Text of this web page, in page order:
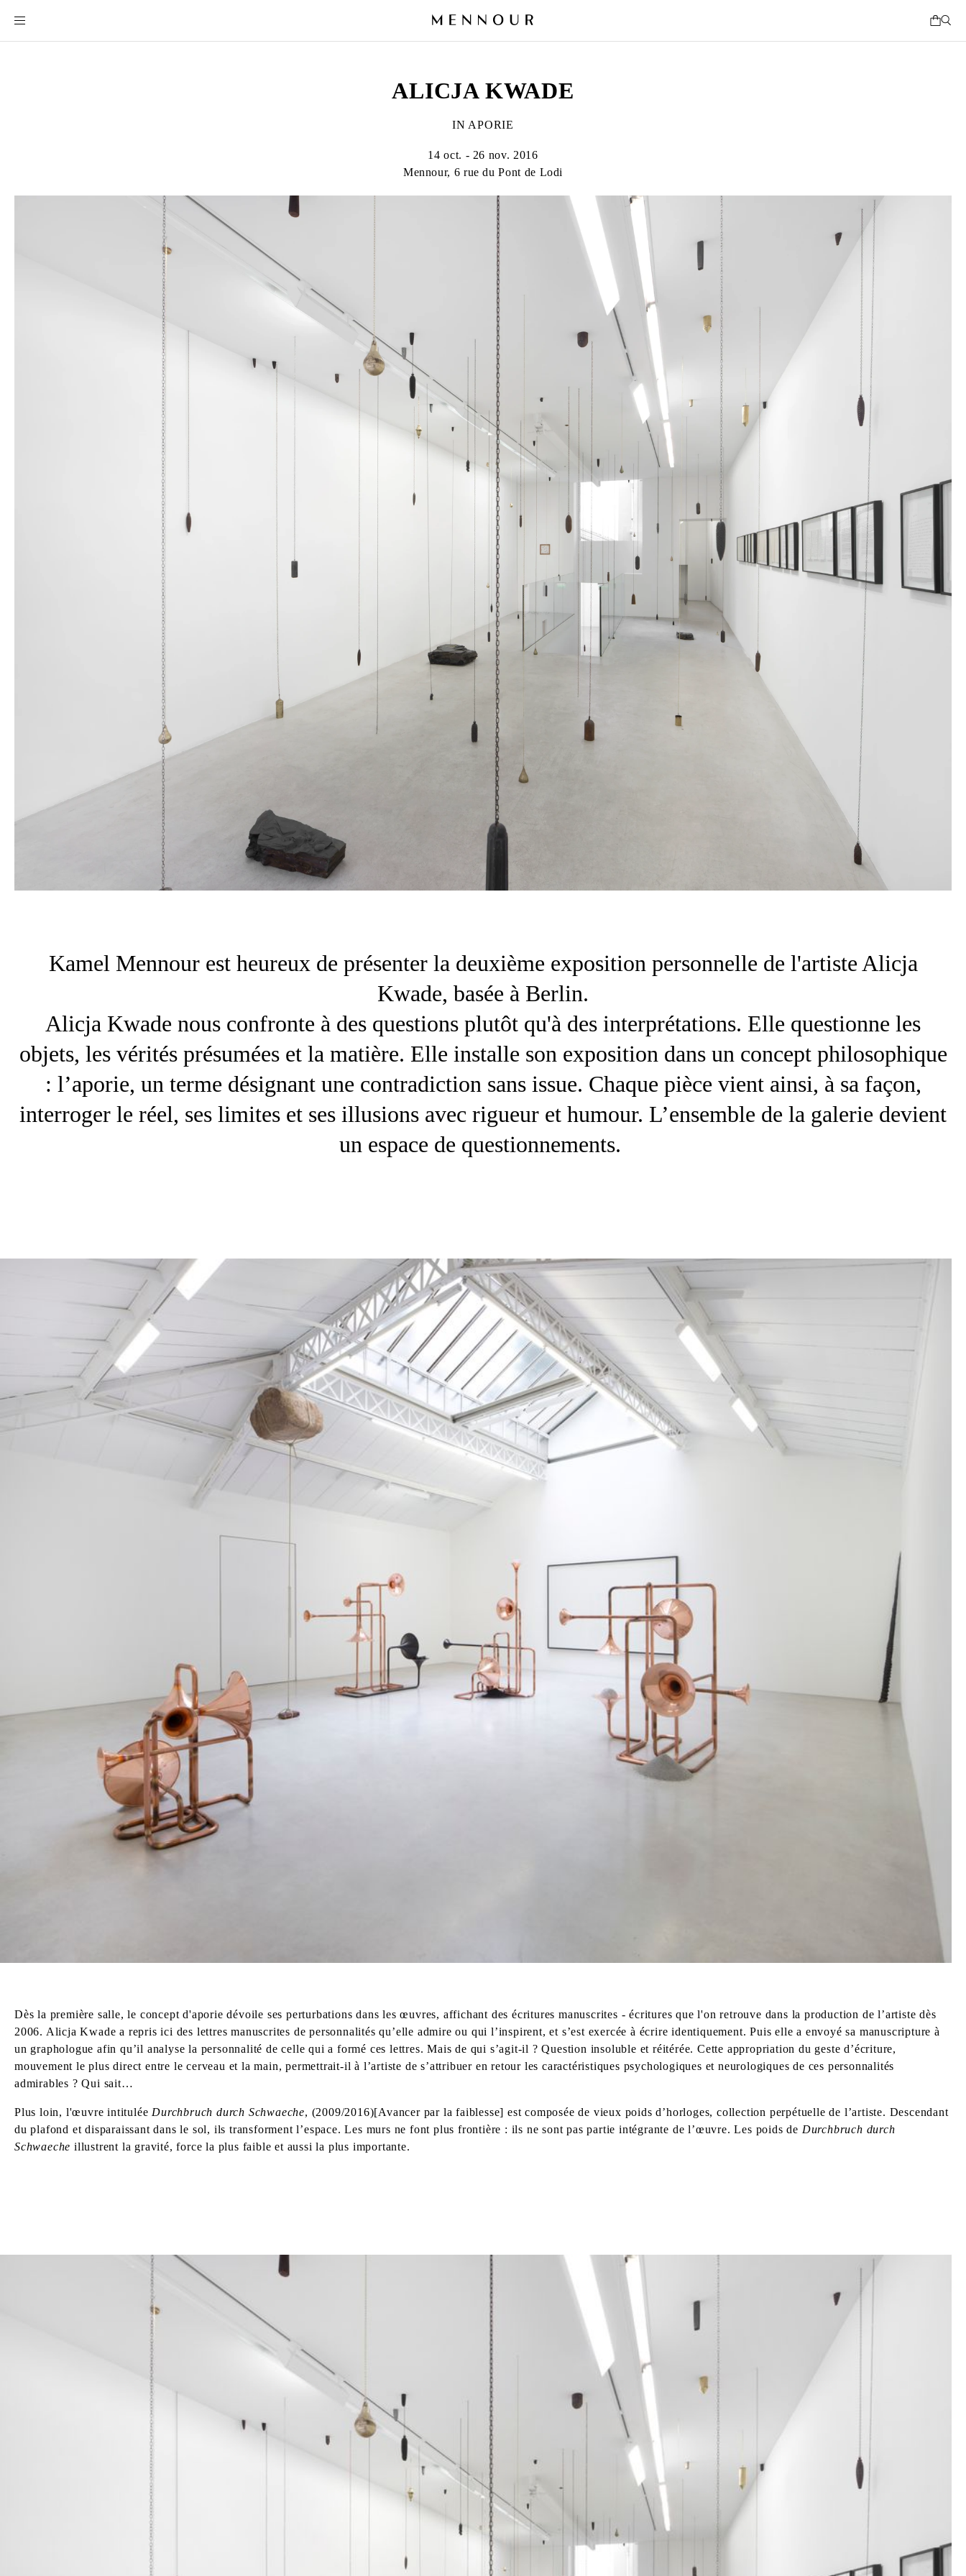
ALICJA KWADE
IN APORIE
14 oct. - 26 nov. 2016
Mennour, 6 rue du Pont de Lodi
Kamel Mennour est heureux de présenter la deuxième exposition personnelle de l'artiste Alicja
Kwade, basée à Berlin.
Alicja Kwade nous confronte à des questions plutôt qu'à des interprétations. Elle questionne les
objets, les vérités présumées et la matière. Elle installe son exposition dans un concept philosophique
: l’aporie, un terme désignant une contradiction sans issue. Chaque pièce vient ainsi, à sa façon,
interroger le réel, ses limites et ses illusions avec rigueur et humour. L’ensemble de la galerie devient
un espace de questionnements.
Dès la première salle, le concept d'aporie dévoile ses perturbations dans les œuvres, affichant des écritures manuscrites - écritures que l'on retrouve dans la production de l’artiste dès
2006. Alicja Kwade a repris ici des lettres manuscrites de personnalités qu’elle admire ou qui l’inspirent, et s’est exercée à écrire identiquement. Puis elle a envoyé sa manuscripture à
un graphologue afin qu’il analyse la personnalité de celle qui a formé ces lettres. Mais de qui s’agit-il ? Question insoluble et réitérée. Cette appropriation du geste d’écriture,
mouvement le plus direct entre le cerveau et la main, permettrait-il à l’artiste de s’attribuer en retour les caractéristiques psychologiques et neurologiques de ces personnalités
admirables ? Qui sait…
Plus loin, l'œuvre intitulée Durchbruch durch Schwaeche, (2009/2016)[Avancer par la faiblesse] est composée de vieux poids d’horloges, collection perpétuelle de l’artiste. Descendant
du plafond et disparaissant dans le sol, ils transforment l’espace. Les murs ne font plus frontière : ils ne sont pas partie intégrante de l’œuvre. Les poids de Durchbruch durch
Schwaeche illustrent la gravité, force la plus faible et aussi la plus importante.